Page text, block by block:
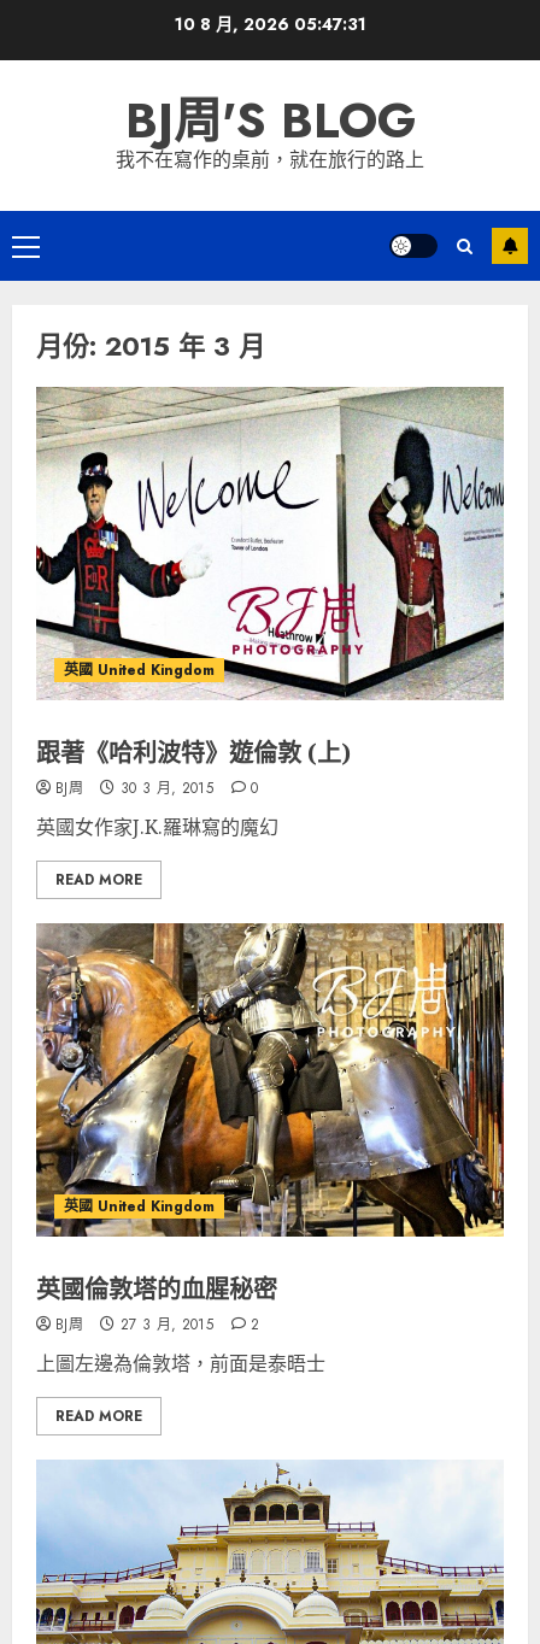
10 8 月, 2026 05:47:32
BJ周'S BLOG
我不在寫作的桌前，就在旅行的路上
Primary
Menu
月份: 2015 年 3 月
英國 United Kingdom
跟著《哈利波特》遊倫敦 (上)
BJ周 30 3 月, 2015 0
英國女作家J.K.羅琳寫的魔幻
READ MORE
英國 United Kingdom
英國倫敦塔的血腥秘密
BJ周 27 3 月, 2015 2
上圖左邊為倫敦塔，前面是泰晤士
READ MORE